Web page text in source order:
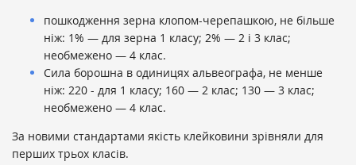
пошкодження зерна клопом-черепашкою, не більше
ніж: 1% — для зерна 1 класу; 2% — 2 і 3 клас;
необмежено — 4 клас.
Сила борошна в одиницях альвеографа, не менше
ніж: 220 - для 1 класу; 160 — 2 клас; 130 — 3 клас;
необмежено — 4 клас.
За новими стандартами якість клейковини зрівняли для
перших трьох класів.